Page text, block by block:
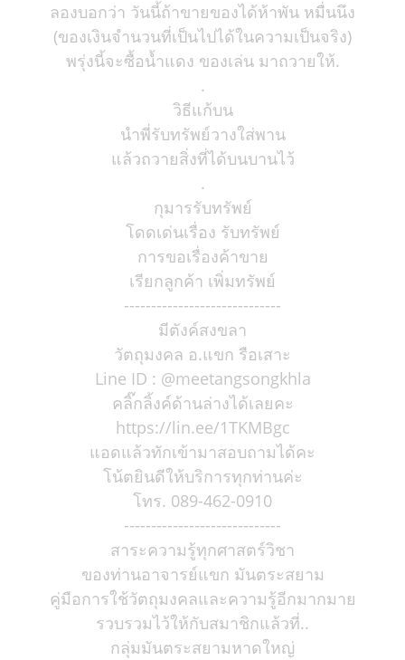
ลองบอกว่า วันนี้ถ้าขายของได้ห้าพัน หมื่นนึง
(ของเงินจำนวนที่เป็นไปได้ในความเป็นจริง)
พรุ่งนี้จะซื้อน้ำแดง ของเล่น มาถวายให้.
.
วิธีแก้บน
นำพี่รับทรัพย์วางใส่พาน
แล้วถวายสิ่งที่ได้บนบานไว้
.
กุมารรับทรัพย์
โดดเด่นเรื่อง รับทรัพย์
การขอเรื่องค้าขาย
เรียกลูกค้า เพิ่มทรัพย์
-----------------------------
มีตังค์สงขลา
วัตถุมงคล อ.แขก รือเสาะ
Line ID : @meetangsongkhla
คลิ๊กลิ้งค์ด้านล่างได้เลยคะ
https://lin.ee/1TKMBgc
แอดแล้วทักเข้ามาสอบถามได้คะ
โน้ตยินดีให้บริการทุกท่านค่ะ
โทร. 089-462-0910
-----------------------------
สาระความรู้ทุกศาสตร์วิชา
ของท่านอาจารย์แขก มันตระสยาม
คู่มือการใช้วัตถุมงคลและความรู้อีกมากมาย
รวบรวมไว้ให้กับสมาชิกแล้วที่..
กลุ่มมันตระสยามหาดใหญ่